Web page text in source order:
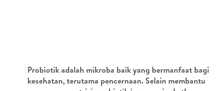
Probiotik adalah mikroba baik yang bermanfaat bagi
kesehatan, terutama pencernaan. Selain membantu